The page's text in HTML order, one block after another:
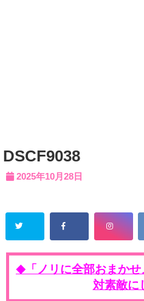
DSCF9038
2025年10月28日
◆
「ノリに全部おまか
対素敵に